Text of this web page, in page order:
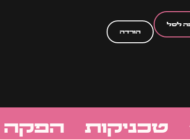
לסל
הורדה
הפקה *